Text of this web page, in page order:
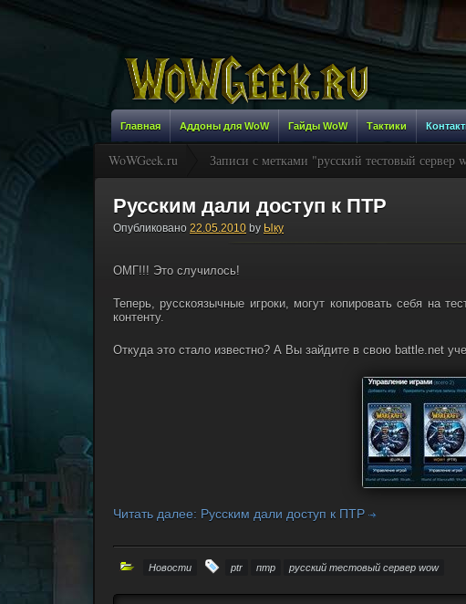
Главная Аддоны для WoW Гайды WoW Тактики
WoWGeek.ru Записи с метками "русский тестовый сервер
Русским дали доступ к ПТР
Опубликовано 22.05.2010 by Ыку
ОМГ!!! Это случилось!
Теперь, русскоязычные игроки, могут копировать себя на
контенту.
Откуда это стало известно? А Вы зайдите в свою battle.net
Читать далее: Русским дали доступ к ПТР
Новости ptr птр русский тестовый сервер wow